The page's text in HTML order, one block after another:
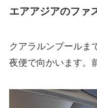
エアアジアのファ
クアラルンプールま
夜便で向かいます。